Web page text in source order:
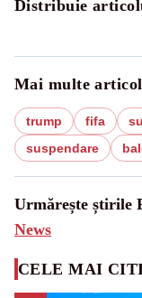
Distribuie
Mai multe
trump fifa
suspendare
Urmărește știrile
News
CELE MAI